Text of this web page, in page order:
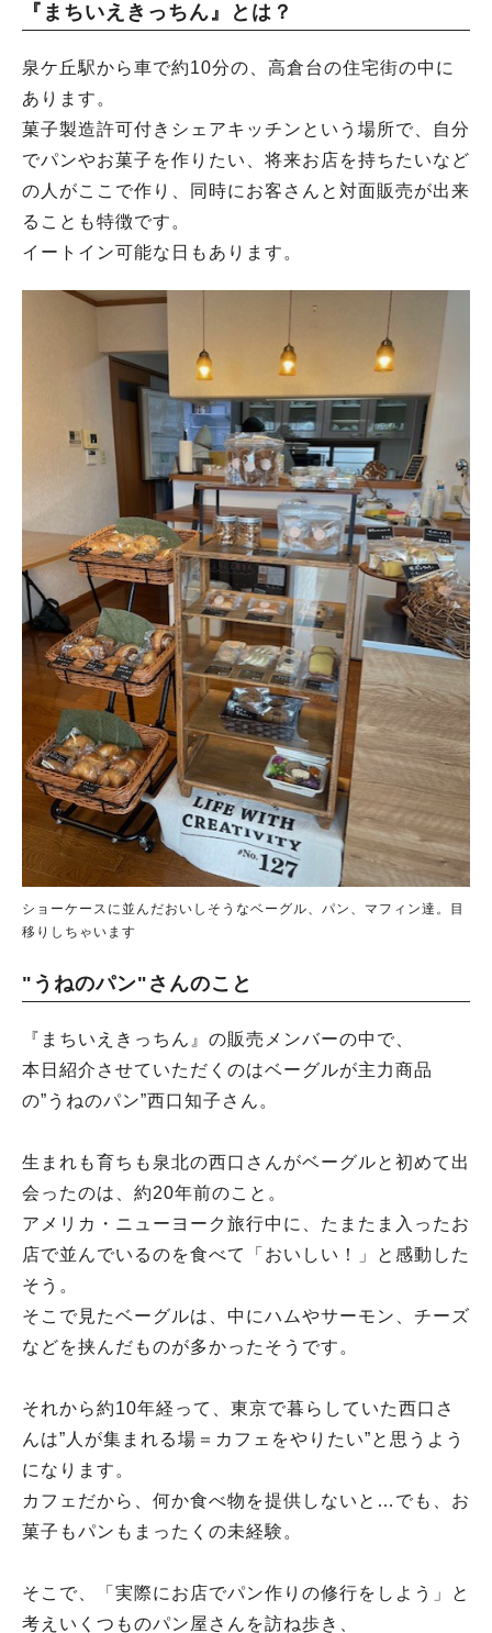
『まちいえきっちん』とは？
泉ケ丘駅から車で約10分の、高倉台の住宅街の中に
あります。
菓子製造許可付きシェアキッチンという場所で、自分
でパンやお菓子を作りたい、将来お店を持ちたいなど
の人がここで作り、同時にお客さんと対面販売が出来
ることも特徴です。
イートイン可能な日もあります。
ショーケースに並んだおいしそうなベーグル、パン、マフィン達。目
移りしちゃいます
"うねのパン"さんのこと
『まちいえきっちん』の販売メンバーの中で、
本日紹介させていただくのはベーグルが主力商品
の”うねのパン”西口知子さん。
生まれも育ちも泉北の西口さんがベーグルと初めて出
会ったのは、約20年前のこと。
アメリカ・ニューヨーク旅行中に、たまたま入ったお
店で並んでいるのを食べて「おいしい！」と感動した
そう。
そこで見たベーグルは、中にハムやサーモン、チーズ
などを挟んだものが多かったそうです。
それから約10年経って、東京で暮らしていた西口さ
んは”人が集まれる場＝カフェをやりたい”と思うよう
になります。
カフェだから、何か食べ物を提供しないと…でも、お
菓子もパンもまったくの未経験。
そこで、「実際にお店でパン作りの修行をしよう」と
考えいくつものパン屋さんを訪ね歩き、